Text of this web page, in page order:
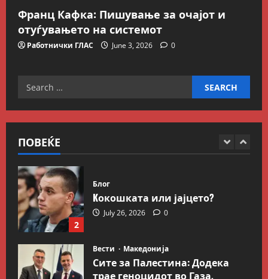
Франц Кафка: Пишување за очајот и
отуѓувањето на системот
Работнички ГЛАС June 3, 2026 0
Search
ПОВЕЌЕ
Вести Македонија
ССМ: Потребно е предвремено
пензионирање, а не
Заливот и Израел како
2
Блог
Kокошката или јајцето?
July 26, 2026 0
Вести Македонија
Сите за Палестина: Додека
трае геноцидот во Газа,